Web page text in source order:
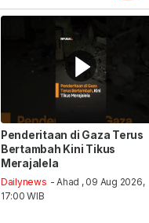
Penderitaan di Gaza Terus
Bertambah Kini Tikus
Merajalela
Dailynews - Ahad , 09 Aug 2026,
17:00 WIB